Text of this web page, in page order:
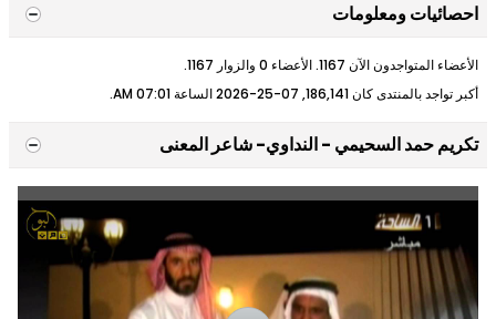
احصائيات ومعلومات
الأعضاء المتواجدون الآن 1167. الأعضاء 0 والزوار 1167.
أكبر تواجد بالمنتدى كان 186,141, 07-25-2026 الساعة
07:01 AM
.
تكريم حمد السحيمي - النداوي- شاعر المعنى